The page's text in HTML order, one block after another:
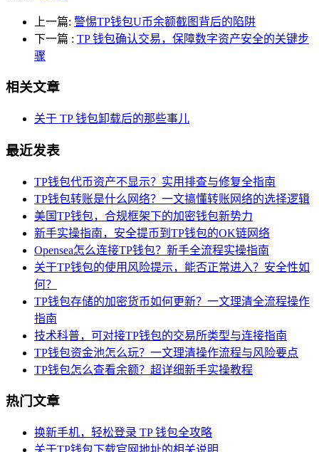
上一篇: 警惕TP钱包U币余额截图背后的陷阱
下一篇 : TP 钱包确认交易，保障数字资产安全的关键步
骤
相关文章
关于 TP 钱包卸载后的那些事儿
最近发表
TP钱包代币资产不显示？实用排查与修复全指南
TP钱包转账是什么网络？一文搞懂转账网络的选择逻辑
美国TP钱包，合规框架下的加密钱包新势力
新手实操指南，安全提币到TP钱包的OK链网络
Opensea怎么连接TP钱包？新手全流程实操指南
关于TP钱包的使用风险提示，能否正常进入？安全性如
何？
TP钱包存储的加密货币如何更新？一文理清全流程操作
指南
技术科普，可对接TP钱包的交易所类型与连接指南
TP钱包资金池怎么玩？一文理清操作流程与风险要点
TP钱包怎么查看余额？超详细新手实操教程
热门文章
换新手机，轻松登录 TP 钱包全攻略
关于TP钱包下载官网地址的相关说明